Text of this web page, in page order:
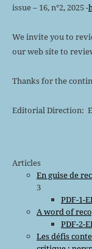
issue – 16, n°2, 2025 -
We invite you to
our web site to
Thanks for the
Editorial Direction:
Articles
En guise de
3
PDF-1-
A word of
PDF-2-
Les défis